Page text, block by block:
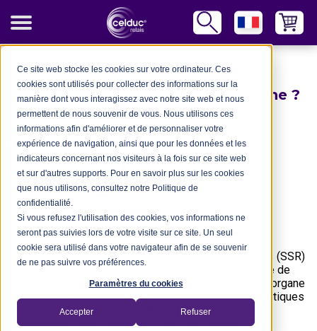
Ce site web stocke les cookies sur votre ordinateur. Ces
cookies sont utilisés pour collecter des informations sur la
manière dont vous interagissez avec notre site web et nous
permettent de nous souvenir de vous. Nous utilisons ces
informations afin d'améliorer et de personnaliser votre
expérience de navigation, ainsi que pour les données et les
indicateurs concernant nos visiteurs à la fois sur ce site web
et sur d'autres supports. Pour en savoir plus sur les cookies
que nous utilisons, consultez notre Politique de
confidentialité.
Si vous refusez l'utilisation des cookies, vos informations ne
seront pas suivies lors de votre visite sur ce site. Un seul
cookie sera utilisé dans votre navigateur afin de se souvenir
de ne pas suivre vos préférences.
Paramètres du cookies
Accepter Refuser
Qu’est-ce qu’un Thyristor tête-bêche ?
- 19/10/2020
Thyristor : Elément de puissance Les relais statiques (SSR)
sont des dispositifs de commutation réalisés à l’aide de
composants électroniques. L’élément de puissance, organe
de commutation, est un Thyristor. Tous nos relais statiques
sont équipés de thyristors tête-bêche qui utilisent la
technologie TMS². Pourquoi TMS² (ou TMSS) ? T